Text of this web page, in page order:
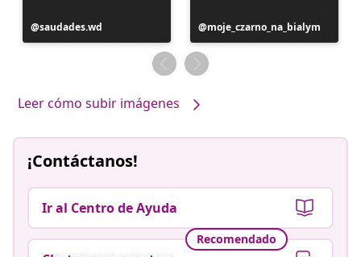
Publicación
realizada
saudades.wd
Publicación
realizada
por
moje_czarno_na_bialym
Leer cómo subir imágenes
¡Contáctanos!
Ir al Centro de Ayuda
Recomendado